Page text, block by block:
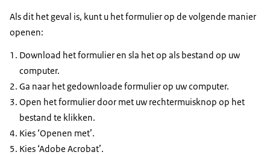
Als dit het geval is, kunt u het formulier op de volgende manier
openen:
Download het formulier en sla het op als bestand op uw
computer.
Ga naar het gedownloade formulier op uw computer.
Open het formulier door met uw rechtermuisknop op het
bestand te klikken.
Kies ‘Openen met’.
Kies ‘Adobe Acrobat’.